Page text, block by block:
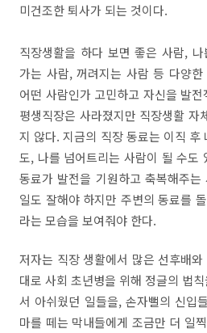
미건조한 퇴사가 되는 것이다.
직장생활을 하다 보면 좋은 사람,
가는 사람, 꺼려지는 사람 등 다양
어떤 사람인가 고민하고 자신을 발
평생직장은 사라졌지만 직장생활 자
지 않다. 지금의 직장 동료는 이직 후
도, 나를 넘어트리는 사람이 될 수도
동료가 발전을 기원하고 축복해주
일도 잘해야 하지만 주변의 동료를
라는 모습을 보여줘야 한다.
저자는 직장 생활에서 많은 선후배
대로 사회 초년병을 위해 정글의 법
서 아쉬웠던 일들을, 손자뻘의 신입
마를 떼는 막내들에게 조금만 더 일